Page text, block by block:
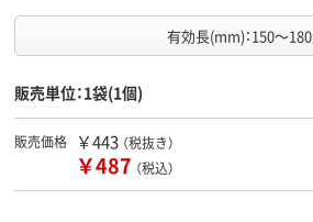
有効長(mm)：150～180
販売単位：1袋(1個)
販売価格 ￥443 （税抜き）
￥487 （税込）